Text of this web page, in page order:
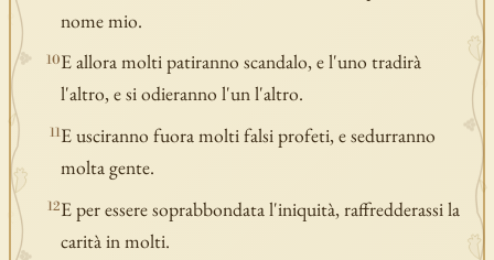
nome mio.
10E allora molti patiranno scandalo, e l'uno tradirà
l'altro, e si odieranno l'un l'altro.
11E usciranno fuora molti falsi profeti, e sedurranno
molta gente.
12E per essere soprabbondata l'iniquità, raffredderassi la
carità in molti.